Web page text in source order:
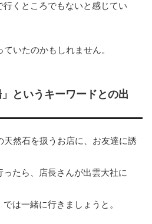
くところでもないと感じてい
いたのかもしれません。
というキーワードとの出
天然石を扱うお店に、お友達に誘
たら、店長さんが出雲大社に
は一緒に行きましょうと。